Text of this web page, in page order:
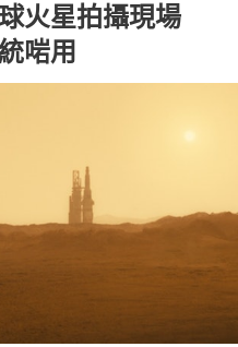
球火星拍攝現場
啱用